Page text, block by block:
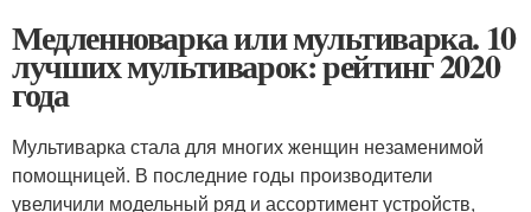
Медленноварка или мультиварка. 10
лучших мультиварок: рейтинг 2020
года
Мультиварка стала для многих женщин незаменимой
помощницей. В последние годы производители
увеличили модельный ряд и ассортимент устройств,